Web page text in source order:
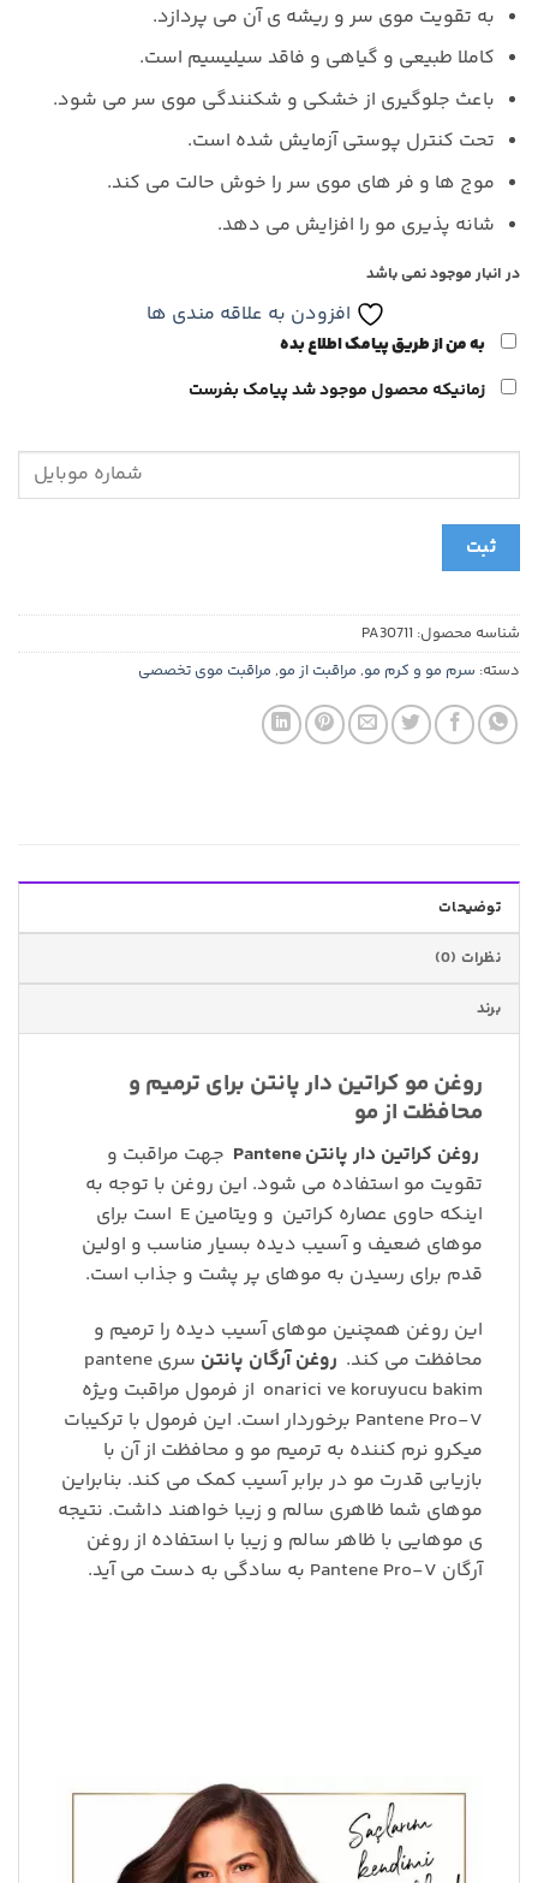
به تقویت موی سر و ریشه ی آن می پردازد.
کاملا طبیعی و گیاهی و فاقد سیلیسیم است.
باعث جلوگیری از خشکی و شکنندگی موی سر می شود.
تحت کنترل پوستی آزمایش شده است.
موج ها و فر های موی سر را خوش حالت می کند.
شانه پذیری مو را افزایش می دهد.
در انبار موجود نمی باشد
افزودن به علاقه مندی ها
به من از طریق پیامک اطلاع بده
زمانیکه محصول موجود شد پیامک بفرست
ثبت
شناسه محصول: PA30711
دسته: سرم مو و کرم مو, مراقبت از مو, مراقبت موی تخصصی
توضیحات
نظرات (0)
برند
روغن مو کراتین دار پانتن برای ترمیم و
محافظت از مو
روغن کراتین دار پانتنPantene جهت مراقبت و
تقویت مو استفاده می شود. این روغن با توجه به
اینکه حاوی عصاره کراتین و ویتامین E
است برای
موهای ضعیف و آسیب دیده بسیار مناسب و اولین
قدم برای رسیدن به موهای پر پشت و جذاب است.
این روغن همچنین موهای آسیب دیده را ترمیم و
محافظت می کند. روغن آرگان پانتن
سری pantene
onarici ve koruyucu bakim از فرمول مراقبت ویژه
Pantene Pro-V برخوردار است. این فرمول با ترکیبات
میکرو نرم کننده به ترمیم مو و محافظت از آن با
بازیابی قدرت مو در برابر آسیب کمک می کند. بنابراین
موهای شما ظاهری سالم و زیبا خواهند داشت. نتیجه
ی موهایی با ظاهر سالم و زیبا با استفاده از روغن
آرگان Pantene Pro-V به سادگی به دست می آید.